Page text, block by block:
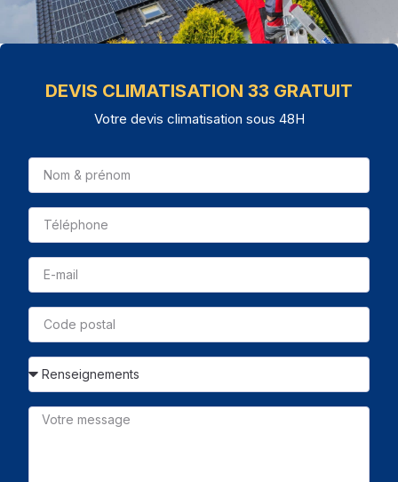
DEVIS CLIMATISATION 33 GRATUIT
Votre devis climatisation sous 48H